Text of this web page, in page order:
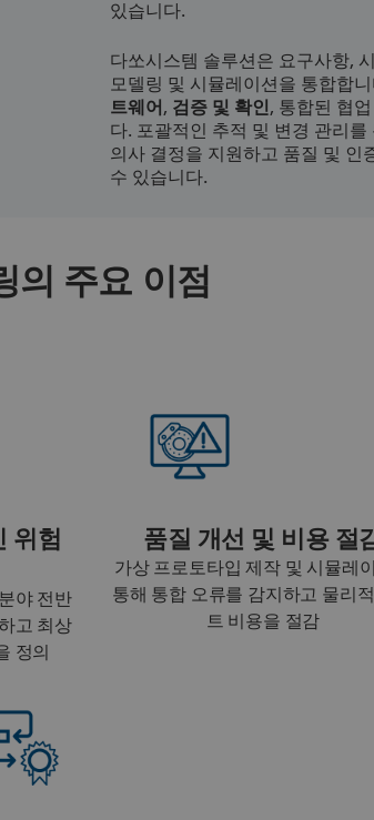
있습니다.
다쏘시스템 솔루션은 요구사항,
모델링 및 시뮬레이션을 통합합
트웨어 , 검증 및 확인 , 통합된 협
다. 포괄적인 추적 및 변경 관리
의사 결정을 지원하고 품질 및 인
수 있습니다.
의 주요 이점
위험
야 전반
고 최상
정의
품질 개선 및 비용 절
가상 프로토타입 제작 및 시뮬레
통해 통합 오류를 감지하고 물리
트 비용을 절감